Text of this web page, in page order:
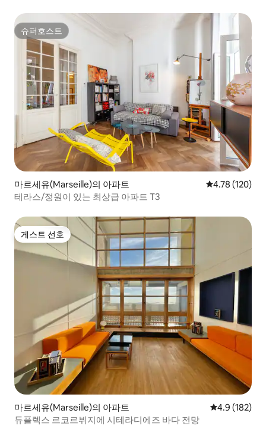
슈퍼호스트
슈퍼호스트
마르세유(Marseille)의 아파트 평점 4.78점(5
4.78 (120)
테라스/정원이 있는 최상급 아파트 T3
게스트 선호
게스트 선호
마르세유(Marseille)의 아파트 평점 4.9점(5
4.9 (182)
듀플렉스 르코르뷔지에 시테라디에즈 바다 전망